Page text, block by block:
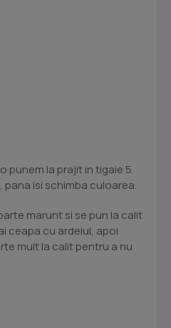
punem la prajit in tigaie 5
isi schimba culoarea.
marunt si se pun la calit
ceapa cu ardeiul, apoi
mult la calit pentru a nu